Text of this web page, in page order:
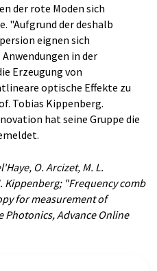
der rote Moden sich
"Aufgrund der deshalb
eignen sich
in der
Erzeugung von
optische Effekte zu
Tobias Kippenberg.
hat seine Gruppe die
O. Arcizet, M. L.
Kippenberg; "Frequency comb
for measurement of
Advance Online